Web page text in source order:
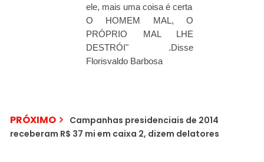
ele, mais uma coisa é certa
O HOMEM MAL, O
PRÓPRIO MAL LHE
DESTRÓI" .Disse
Florisvaldo Barbosa
PRÓXIMO
Campanhas presidenciais de 2014
receberam R$ 37 mi em caixa 2, dizem delatores